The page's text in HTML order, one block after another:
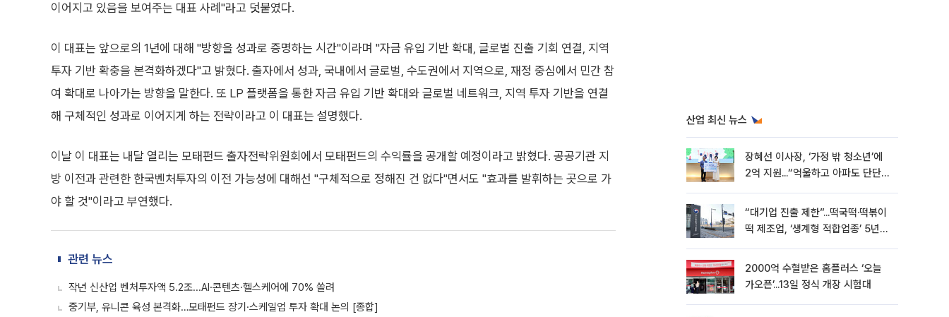
이어지고 있음을 보여주는 대표 사례"라고 덧붙였다.
이 대표는 앞으로의 1년에 대해 "방향을 성과로 증명하는 시간"이라며 "자금 유입 기반 확대, 글로벌 진출 기회 연결, 지역
투자 기반 확충을 본격화하겠다"고 밝혔다. 출자에서 성과, 국내에서 글로벌, 수도권에서 지역으로, 재정 중심에서 민간 참
여 확대로 나아가는 방향을 말한다. 또 LP 플랫폼을 통한 자금 유입 기반 확대와 글로벌 네트워크, 지역 투자 기반을 연결
해 구체적인 성과로 이어지게 하는 전략이라고 이 대표는 설명했다.
이날 이 대표는 내달 열리는 모태펀드 출자전략위원회에서 모태펀드의 수익률을 공개할 예정이라고 밝혔다. 공공기관 지
방 이전과 관련한 한국벤처투자의 이전 가능성에 대해선 "구체적으로 정해진 건 없다"면서도 "효과를 발휘하는 곳으로 가
야 할 것"이라고 부연했다.
관련 뉴스
작년 신산업 벤처투자액 5.2조...AI·콘텐츠·헬스케어에 70% 쏠려
중기부, 유니콘 육성 본격화…모태펀드 장기·스케일업 투자 확대 논의 [종합]
산업 최신 뉴스
장혜선 이사장, ‘가정 밖 청소년’에
2억 지원...“억울하고 아파도 단단해
“대기업 진출 제한”...떡국떡·떡볶이
떡 제조업, ‘생계형 적합업종’ 5년
2000억 수혈받은 홈플러스 ‘오늘
가오픈’...13일 정식 개장 시험대